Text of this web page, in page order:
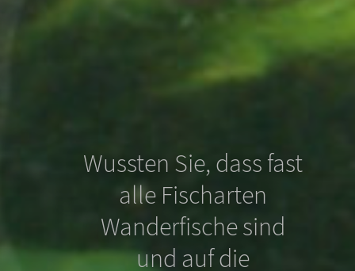
Wussten Sie, dass fast
alle Fischarten
Wanderfische sind
und auf die